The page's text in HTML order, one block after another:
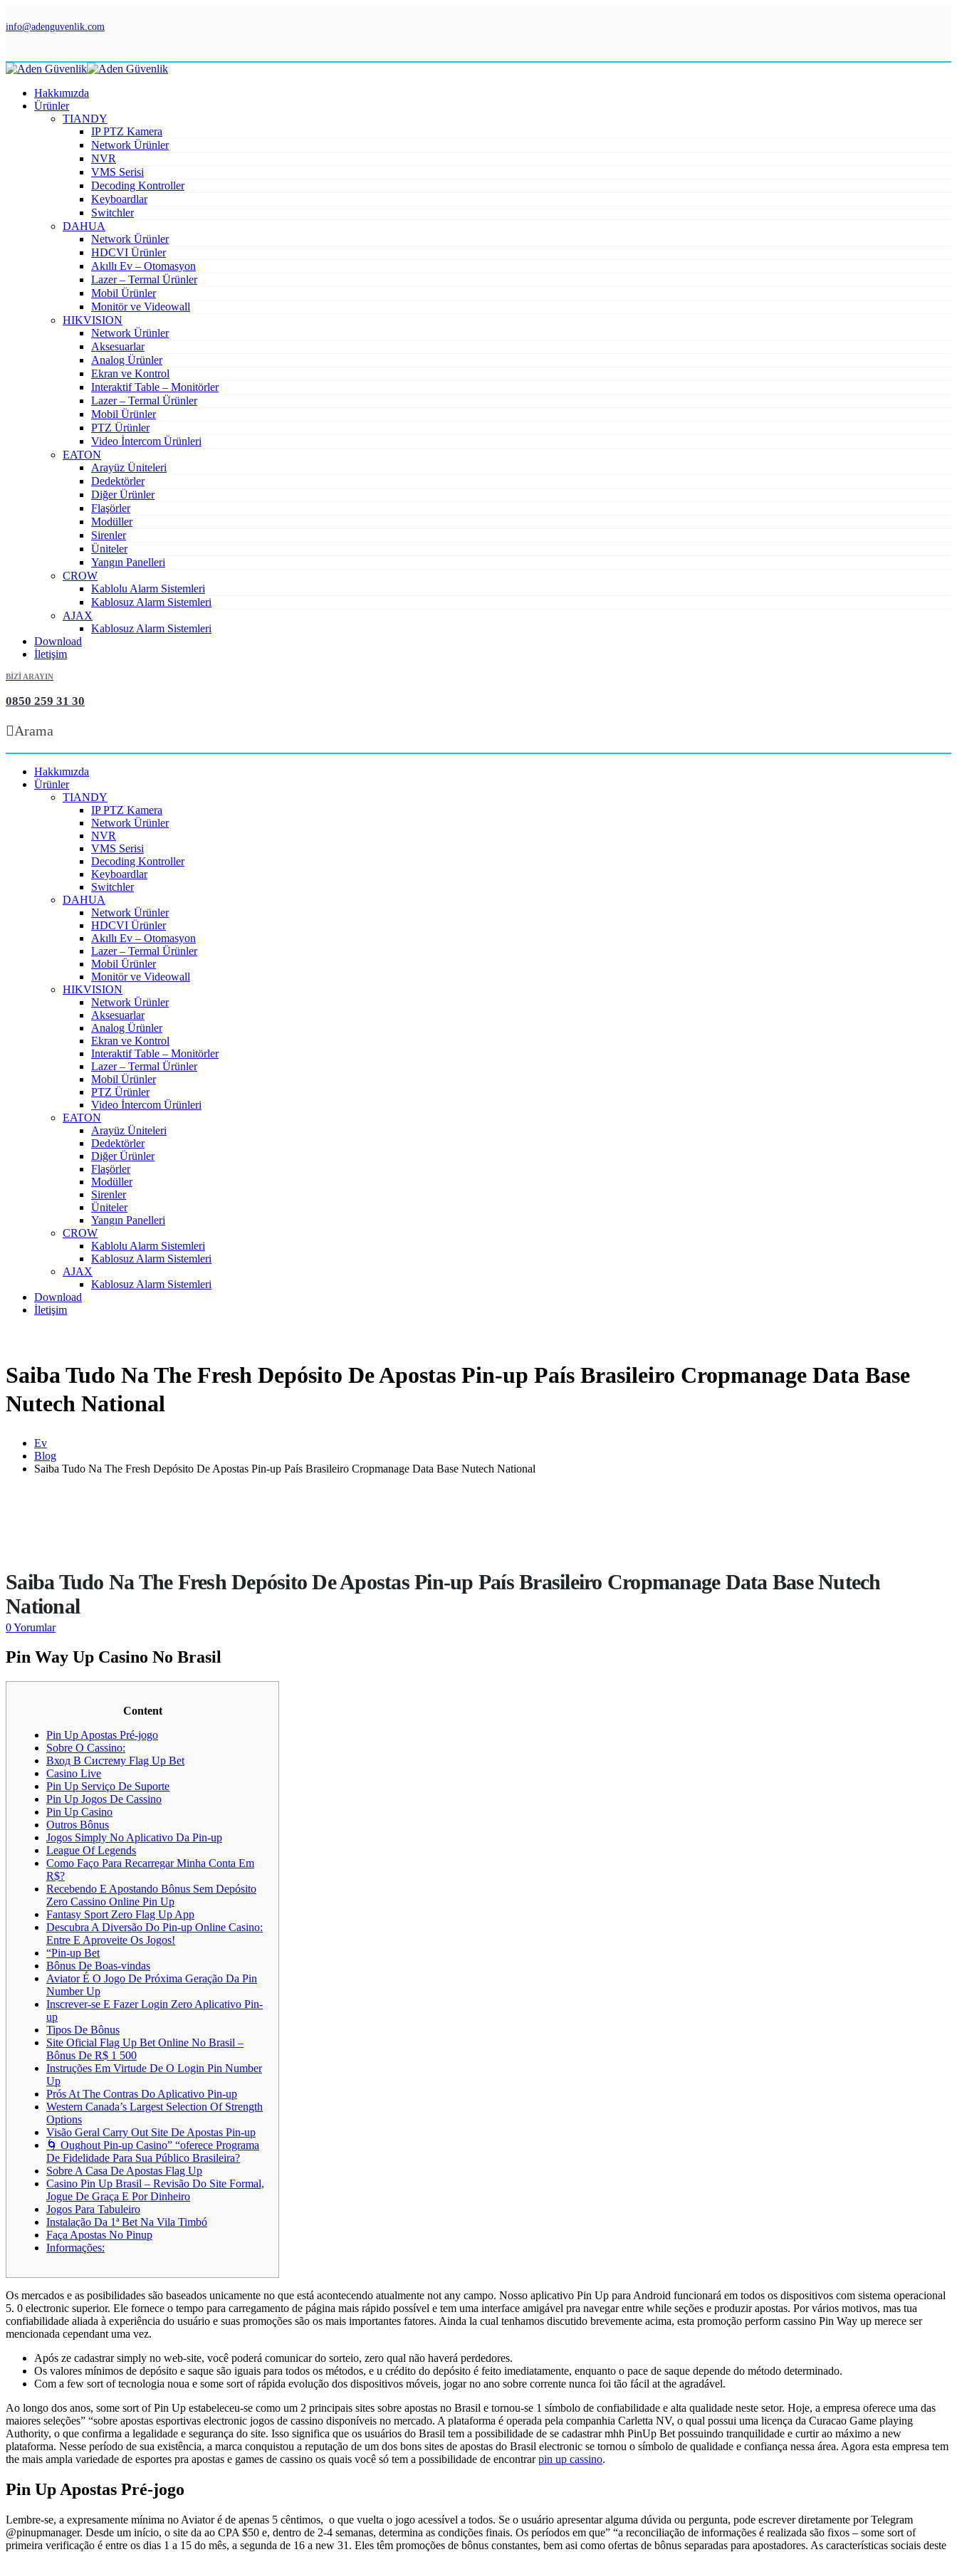
info@adenguvenlik.com
Hakkımızda
Ürünler
TIANDY
IP PTZ Kamera
Network Ürünler
NVR
VMS Serisi
Decoding Kontroller
Keyboardlar
Switchler
DAHUA
Network Ürünler
HDCVI Ürünler
Akıllı Ev – Otomasyon
Lazer – Termal Ürünler
Mobil Ürünler
Monitör ve Videowall
HIKVISION
Network Ürünler
Aksesuarlar
Analog Ürünler
Ekran ve Kontrol
Interaktif Table – Monitörler
Lazer – Termal Ürünler
Mobil Ürünler
PTZ Ürünler
Video İntercom Ürünleri
EATON
Arayüz Üniteleri
Dedektörler
Diğer Ürünler
Flaşörler
Modüller
Sirenler
Üniteler
Yangın Panelleri
CROW
Kablolu Alarm Sistemleri
Kablosuz Alarm Sistemleri
AJAX
Kablosuz Alarm Sistemleri
Download
İletişim
BİZİ ARAYIN
0850 259 31 30
Arama
Hakkımızda
Ürünler
TIANDY
IP PTZ Kamera
Network Ürünler
NVR
VMS Serisi
Decoding Kontroller
Keyboardlar
Switchler
DAHUA
Network Ürünler
HDCVI Ürünler
Akıllı Ev – Otomasyon
Lazer – Termal Ürünler
Mobil Ürünler
Monitör ve Videowall
HIKVISION
Network Ürünler
Aksesuarlar
Analog Ürünler
Ekran ve Kontrol
Interaktif Table – Monitörler
Lazer – Termal Ürünler
Mobil Ürünler
PTZ Ürünler
Video İntercom Ürünleri
EATON
Arayüz Üniteleri
Dedektörler
Diğer Ürünler
Flaşörler
Modüller
Sirenler
Üniteler
Yangın Panelleri
CROW
Kablolu Alarm Sistemleri
Kablosuz Alarm Sistemleri
AJAX
Kablosuz Alarm Sistemleri
Download
İletişim
Saiba Tudo Na The Fresh Depósito De Apostas Pin-up País Brasileiro Cropmanage Data Base
Nutech National
Ev
Blog
Saiba Tudo Na The Fresh Depósito De Apostas Pin-up País Brasileiro Cropmanage Data Base Nutech National
Saiba Tudo Na The Fresh Depósito De Apostas Pin-up País Brasileiro Cropmanage Data Base Nutech
National
0 Yorumlar
Pin Way Up Casino No Brasil
Content
Pin Up Apostas Pré-jogo
Sobre O Cassino:
Вход В Систему Flag Up Bet
Casino Live
Pin Up Serviço De Suporte
Pin Up Jogos De Cassino
Pin Up Casino
Outros Bônus
Jogos Simply No Aplicativo Da Pin-up
League Of Legends
Como Faço Para Recarregar Minha Conta Em
R$?
Recebendo E Apostando Bônus Sem Depósito
Zero Cassino Online Pin Up
Fantasy Sport Zero Flag Up App
Descubra A Diversão Do Pin-up Online Casino:
Entre E Aproveite Os Jogos!
“Pin-up Bet
Bônus De Boas-vindas
Aviator É O Jogo De Próxima Geração Da Pin
Number Up
Inscrever-se E Fazer Login Zero Aplicativo Pin-
up
Tipos De Bônus
Site Oficial Flag Up Bet Online No Brasil –
Bônus De R$ 1 500
Instruções Em Virtude De O Login Pin Number
Up
Prós At The Contras Do Aplicativo Pin-up
Western Canada’s Largest Selection Of Strength
Options
Visão Geral Carry Out Site De Apostas Pin-up
🌀 Oughout Pin-up Casino” “oferece Programa
De Fidelidade Para Sua Público Brasileira?
Sobre A Casa De Apostas Flag Up
Casino Pin Up Brasil – Revisão Do Site Formal,
Jogue De Graça E Por Dinheiro
Jogos Para Tabuleiro
Instalação Da 1ª Bet Na Vila Timbó
Faça Apostas No Pinup
Informações:
Os mercados e as posibilidades são baseados unicamente no que está acontecendo atualmente not any campo. Nosso aplicativo Pin Up para Android funcionará em todos os dispositivos com sistema operacional
5. 0 electronic superior. Ele fornece o tempo para carregamento de página mais rápido possível e tem uma interface amigável pra navegar entre while seções e produzir apostas. Por vários motivos, mas tua
confiabilidade aliada à experiência do usuário e suas promoções são os mais importantes fatores. Ainda la cual tenhamos discutido brevemente acima, esta promoção perform cassino Pin Way up merece ser
mencionada cependant uma vez.
Após ze cadastrar simply no web-site, você poderá comunicar do sorteio, zero qual não haverá perdedores.
Os valores mínimos de depósito e saque são iguais para todos os métodos, e u crédito do depósito é feito imediatamente, enquanto o pace de saque depende do método determinado.
Com a few sort of tecnologia noua e some sort of rápida evolução dos dispositivos móveis, jogar no ano sobre corrente nunca foi tão fácil at the agradável.
Ao longo dos anos, some sort of Pin Up estabeleceu-se como um 2 principais sites sobre apostas no Brasil e tornou-se 1 símbolo de confiabilidade e alta qualidade neste setor. Hoje, a empresa oferece uma das
maiores seleções” “sobre apostas esportivas electronic jogos de cassino disponíveis no mercado. A plataforma é operada pela companhia Carletta NV, o qual possui uma licença da Curacao Game playing
Authority, o que confirma a legalidade e segurança do site. Isso significa que os usuários do Brasil tem a possibilidade de se cadastrar mhh PinUp Bet possuindo tranquilidade e curtir ao máximo a new
plataforma. Nesse período de sua existência, a marca conquistou a reputação de um dos bons sites de apostas do Brasil electronic se tornou o símbolo de qualidade e confiança nessa área. Agora esta empresa tem
the mais ampla variedade de esportes pra apostas e games de cassino os quais você só tem a possibilidade de encontrarpin up cassino.
Pin Up Apostas Pré-jogo
Lembre-se, a expresamente mínima͏ no Aviator é de apenas 5 cêntimos, ͏ o que͏ vuelta o jogo acessível a todos. Se o usuário apresentar alguma dúvida ou pergunta, pode escrever diretamente por Telegram
@pinupmanager. Desde um início, o site da ao CPA $50 e, dentro de 2-4 semanas, determina as condições finais. Os períodos em que” “a reconciliação de informações é realizada são fixos – some sort of
primeira verificação é entre os dias 1 a 15 do mês, a segunda de 16 a new 31. Eles têm promoções de bônus constantes, bem asi como ofertas de bônus separadas para apostadores. As características sociais deste